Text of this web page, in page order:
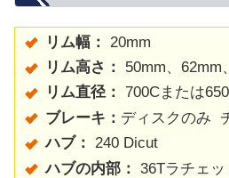
リム幅：
20mm
リム高さ：
50mm、62mm
リム直径： 700Cまたは
ブレーキ： ディスクのみ
ハブ： 240 Dicut
ハブの内部： 36Tラチェッ